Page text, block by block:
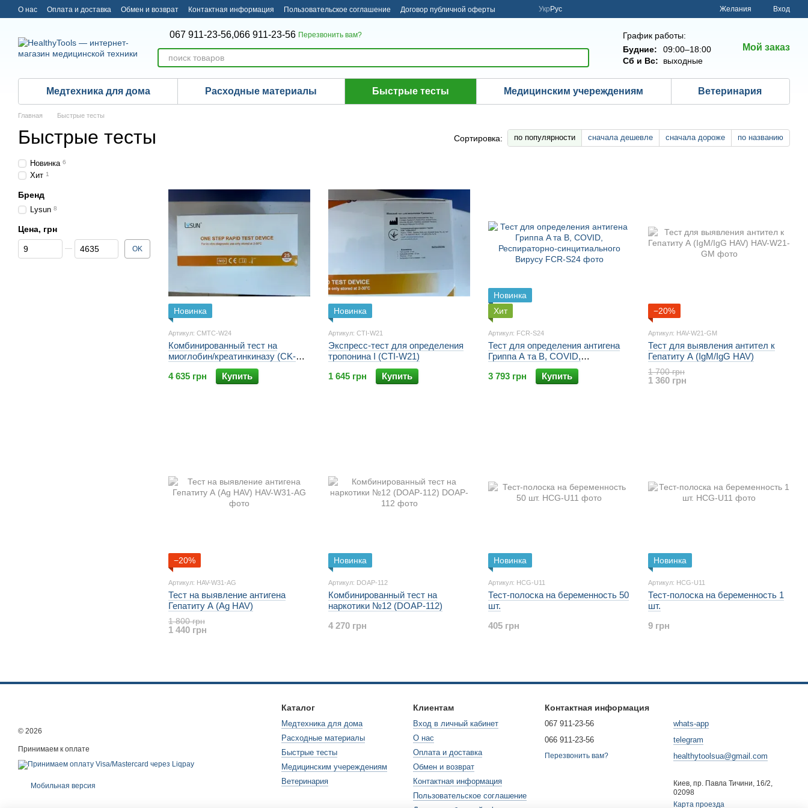
Перейти к основному контенту
О нас Оплата и доставка Обмен и возврат Контактная информация Пользовательское соглашение Договор публичной оферты Укр Рус Желания Вход
067 911-23-56,066 911-23-56 Перезвонить вам?
График работы:
Будние:
09:00–18:00
Сб и Вс:
выходные
Мой заказ
Медтехника для дома Расходные материалы Быстрые тесты Медицинским учереждениям Ветеринария
Главная Быстрые тесты
Быстрые тесты Сортировка: по популярности сначала дешевле сначала дороже по названию
Новинка
Артикул: CMTC-W24
Комбинированный тест на
миоглобин/креатинкиназу (CK-
MB)/тропонин (CMTC-W24)
4 635 грн
Купить
Новинка
Артикул: CTI-W21
Экспресс-тест для определения
тропонина I (CTI-W21)
1 645 грн
Купить
Новинка
Хит
Артикул: FCR-S24
Тест для определения антигена
Гриппа A та B, COVID,
Респираторно-синцитиального
Вирусу
3 793 грн Купить
−20%
Артикул: HAV-W21-GM
Тест для выявления антител к
Гепатиту А (IgM/IgG HAV)
1 700 грн
1 360 грн
−20%
Артикул: HAV-W31-AG
Тест на выявление антигена
Гепатиту А (Ag HAV)
1 800 грн
1 440 грн
Новинка
Артикул: DOAP-112
Комбинированный тест на
наркотики №12 (DOAP-112)
4 270 грн
Новинка
Артикул: HCG-U11
Тест-полоска на беременность 50
шт.
405 грн
Новинка
Артикул: HCG-U11
Тест-полоска на беременность 1
шт.
9 грн
Новинка 6
Хит 1
Бренд
Lysun 8
Цена, грн
От Цена, грн
До Цена, грн OK
© 2026
Принимаем к оплате
Мобильная версия
Каталог
Медтехника для дома
Расходные материалы
Быстрые тесты
Медицинским учереждениям
Ветеринария
Клиентам
Вход в личный кабинет
О нас
Оплата и доставка
Обмен и возврат
Контактная информация
Пользовательское соглашение
Контактная информация
067 911-23-56
066 911-23-56
Перезвонить вам?
whats-app
telegram
healthytoolsua@gmail.com
Киев, пр. Павла Тичини, 16/2,
02098
Карта проезда